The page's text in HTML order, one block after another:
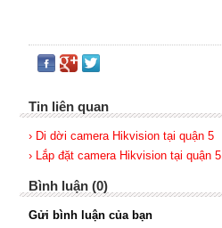
Tin liên quan
› Di dời camera Hikvision tại quận 5
› Lắp đặt camera Hikvision tại quận 5
Bình luận (0)
Gửi bình luận của bạn